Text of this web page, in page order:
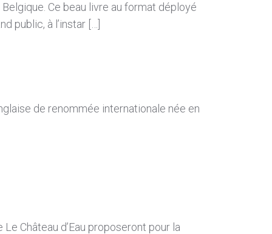
Ce beau livre au format déployé
public, à l’instar […]
de renommée internationale née en
Château d’Eau proposeront pour la